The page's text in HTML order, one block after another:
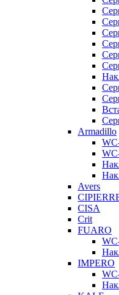
Armadillo
Avers
CISA
Crit
FUARO
IMPERO